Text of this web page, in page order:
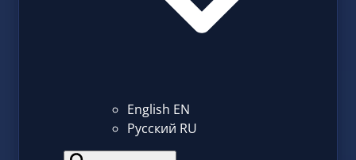
English EN
Русский RU